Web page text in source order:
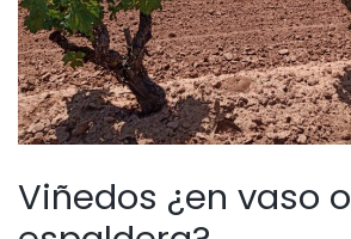
Viñedos ¿en vaso o